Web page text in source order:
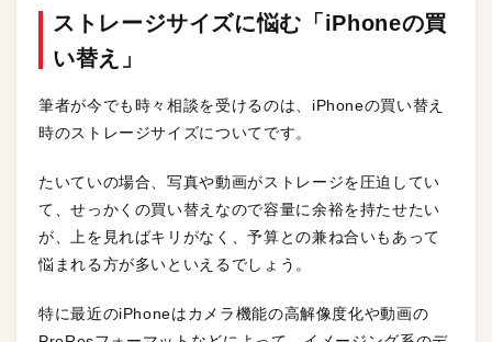
ストレージサイズに悩む「iPhoneの買
い替え」
筆者が今でも時々相談を受けるのは、iPhoneの買い替え
時のストレージサイズについてです。
たいていの場合、写真や動画がストレージを圧迫してい
て、せっかくの買い替えなので容量に余裕を持たせたい
が、上を見ればキリがなく、予算との兼ね合いもあって
悩まれる方が多いといえるでしょう。
特に最近のiPhoneはカメラ機能の高解像度化や動画の